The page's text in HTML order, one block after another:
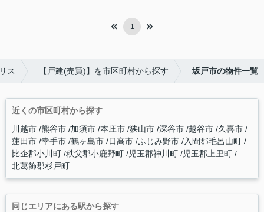
1
ス 【戸建(売買)】を市区町村から探す 坂戸市の物件一覧
近くの市区町村から探す
川越市 熊谷市 加須市 本庄市 狭山市 深谷市 越谷市 久喜市
蓮田市 幸手市 鶴ヶ島市 日高市 ふじみ野市 入間郡毛呂山町
比企郡小川町 秩父郡小鹿野町 児玉郡神川町 児玉郡上里町
北葛飾郡杉戸町
同じエリアにある駅から探す